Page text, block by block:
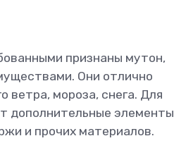
признаны мутон,
Они отлично
ветра, мороза, снега. Для
дополнительные элементы
и прочих материалов.